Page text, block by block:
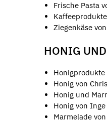
Frische Pasta
Ziegenkäse
HONIG
Honigprodukte
Honig von
Honig und
Honig von
Marmelade